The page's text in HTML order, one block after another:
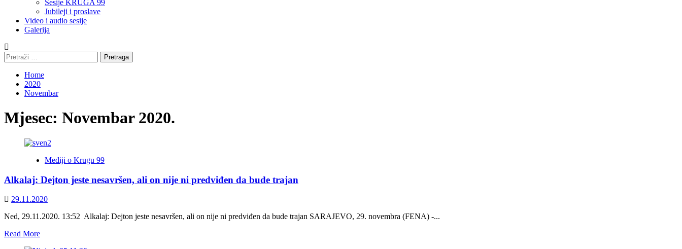
Sesije KRUGA 99
Jubileji i proslave
Video i audio sesije
Galerija
Pretraga:
Home
2020
Novembar
Mjesec: Novembar 2020.
Mediji o Krugu 99
Alkalaj: Dejton jeste nesavršen, ali on nije ni predviđen da bude trajan
29.11.2020
Ned, 29.11.2020. 13:52 Alkalaj: Dejton jeste nesavršen, ali on nije ni predviđen da bude trajan SARAJEVO, 29. novembra (FENA) -...
Read MoreRead